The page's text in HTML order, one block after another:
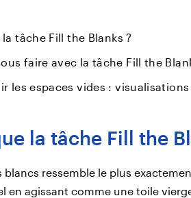
tâche Fill the Blanks ?
faire avec la tâche Fill the
les espaces vides :
la tâche Fill the
blancs ressemble le plus
en agissant comme une toile